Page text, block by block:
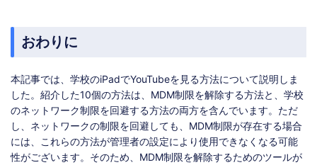
おわりに
本記事では、学校のiPadでYouTubeを見る方法について説明しま
した。紹介した10個の方法は、MDM制限を解除する方法と、学校
のネットワーク制限を回避する方法の両方を含んでいます。ただ
し、ネットワークの制限を回避しても、MDM制限が存在する場合
には、これらの方法が管理者の設定により使用できなくなる可能
性がございます。そのため、MDM制限を解除するためのツールが